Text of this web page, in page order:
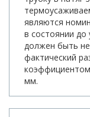
являются
в состоянии до
должен быть
фактический
мм.